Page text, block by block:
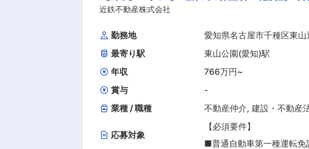
■「コミュニケーション力
■「継続力」のある方
大学院
事です。 売却物件募集から物件調査、査定、
近鉄不動産株式会社
勤務地
愛知県名古屋市千種区東山
最寄り駅
東山公園(愛知)駅
年収
766万円~
賞与
-
業種 / 職種
不動産仲介, 建設・不動産
応募対象
【必須要件】
■普通自動車第一種運転免